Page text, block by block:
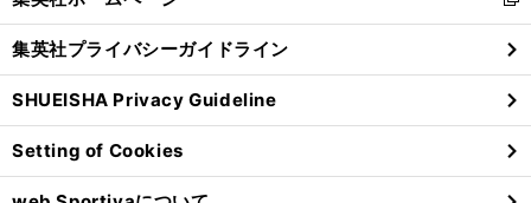
閉
る
し
い
ウ
ィ
ン
ド
ウ
集英社プライバシーガイドライン
SHUEISHA Privacy Guideline
Setting of Cookies